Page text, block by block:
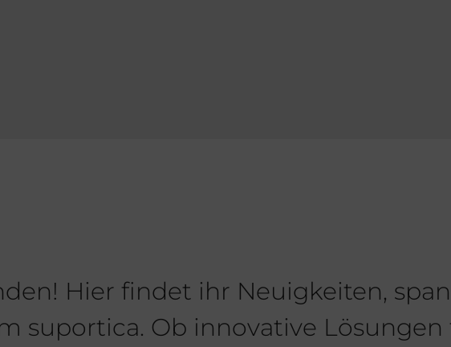
Hier findet ihr Neuigkeiten,
suportica. Ob innovative